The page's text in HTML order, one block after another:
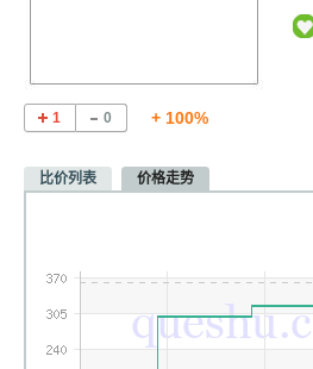
1 0 + 100%
比价列表 价格走势